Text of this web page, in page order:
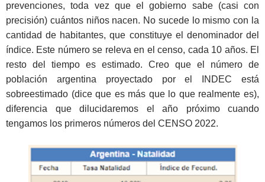
prevenciones, toda vez que el gobierno sabe (casi con
precisión) cuántos niños nacen. No sucede lo mismo con la
cantidad de habitantes, que constituye el denominador del
índice. Este número se releva en el censo, cada 10 años. El
resto del tiempo es estimado. Creo que el número de
población argentina proyectado por el INDEC está
sobreestimado (dice que es más que lo que realmente es),
diferencia que dilucidaremos el año próximo cuando
tengamos los primeros números del CENSO 2022.